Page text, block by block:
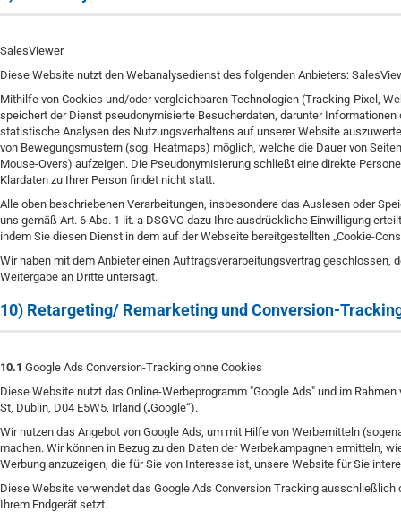
SalesViewer
Diese Website nutzt den Webanalysedienst des folgenden Anbieters:
Mithilfe von Cookies und/oder vergleichbaren Technologien (Tracking-Pixel,
speichert der Dienst pseudonymisierte Besucherdaten, darunter
statistische Analysen des Nutzungsverhaltens auf unserer Website
von Bewegungsmustern (sog. Heatmaps) möglich, welche die Dauer von
Mouse-Overs) aufzeigen. Die Pseudonymisierung schließt eine direkte
Klardaten zu Ihrer Person findet nicht statt.
Alle oben beschriebenen Verarbeitungen, insbesondere das Auslesen oder
uns gemäß Art. 6 Abs. 1 lit. a DSGVO dazu Ihre ausdrückliche Einwilligung
indem Sie diesen Dienst in dem auf der Webseite bereitgestellten „Cookie-
Wir haben mit dem Anbieter einen Auftragsverarbeitungsvertrag
Weitergabe an Dritte untersagt.
10) Retargeting/ Remarketing und Conversion-
10.1 Google Ads Conversion-Tracking ohne Cookies
Diese Website nutzt das Online-Werbeprogramm "Google Ads" und im
St, Dublin, D04 E5W5, Irland („Google“).
Wir nutzen das Angebot von Google Ads, um mit Hilfe von Werbemitteln
machen. Wir können in Bezug zu den Daten der Werbekampagnen ermitteln,
Werbung anzuzeigen, die für Sie von Interesse ist, unsere Website für Sie
Diese Website verwendet das Google Ads Conversion Tracking
Ihrem Endgerät setzt.